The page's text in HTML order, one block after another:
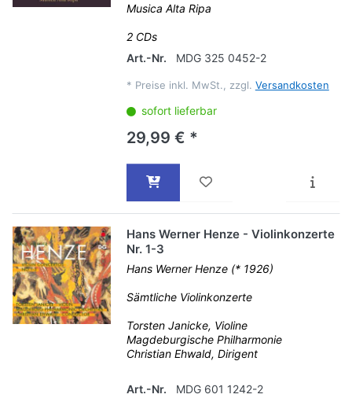
Musica Alta Ripa
2 CDs
Art.-Nr.
MDG 325 0452-2
* Preise inkl. MwSt., zzgl. Versandkosten
sofort lieferbar
29,99 € *
Hans Werner Henze - Violinkonzerte
Nr. 1-3
Hans Werner Henze (* 1926)
Sämtliche Violinkonzerte
Torsten Janicke, Violine
Magdeburgische Philharmonie
Christian Ehwald, Dirigent
Art.-Nr. MDG 601 1242-2